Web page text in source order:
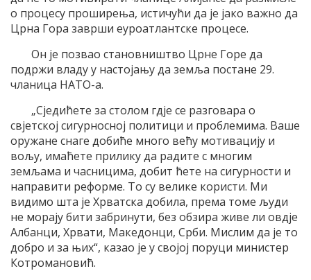
о процесу проширења, истичући да је јако важно да
Црна Гора заврши еуроатлантске процесе.
Он је позвао становништво Црне Горе да
подржи владу у настојању да земља постане 29.
чланица НАТО-а.
„Сједићете за столом гдје се разговара о
свјетској сигурносној политици и проблемима. Ваше
оружане снаге добиће много већу мотивацију и
вољу, имаћете прилику да радите с многим
земљама и часницима, добит ћете на сигурности и
направити реформе. То су велике користи. Ми
видимо шта је Хрватска добила, према томе људи
не морају бити забринути, без обзира живе ли овдје
Албанци, Хрвати, Македонци, Срби. Мислим да је то
добро и за њих“, казао је у својој поруци министер
Котромановић.